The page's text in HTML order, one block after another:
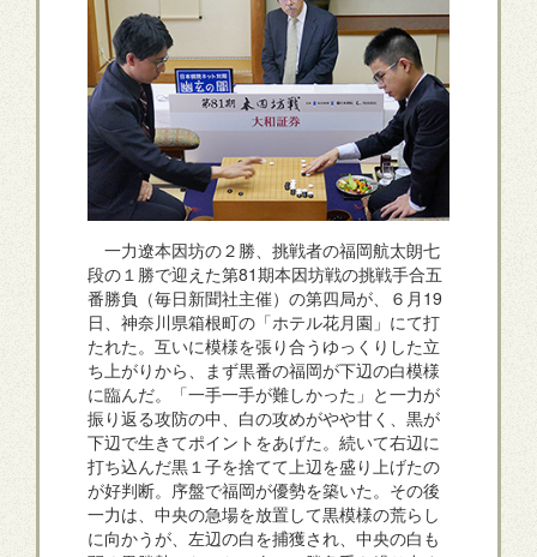
一力遼本因坊の２勝、挑戦者の福岡航太朗七
段の１勝で迎えた第81期本因坊戦の挑戦手合五
番勝負（毎日新聞社主催）の第四局が、６月19
日、神奈川県箱根町の「ホテル花月園」にて打
たれた。互いに模様を張り合うゆっくりした立
ち上がりから、まず黒番の福岡が下辺の白模様
に臨んだ。「一手一手が難しかった」と一力が
振り返る攻防の中、白の攻めがやや甘く、黒が
下辺で生きてポイントをあげた。続いて右辺に
打ち込んだ黒１子を捨てて上辺を盛り上げたの
が好判断。序盤で福岡が優勢を築いた。その後
一力は、中央の急場を放置して黒模様の荒らし
に向かうが、左辺の白を捕獲され、中央の白も